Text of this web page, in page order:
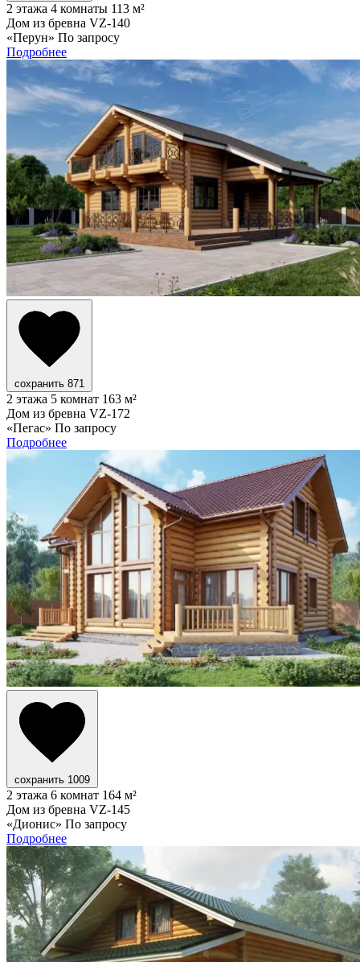
2 этажа 4 комнаты 113 м²
Дом из бревна VZ-140
«Перун» По запросу
Подробнее
сохранить 871
2 этажа 5 комнат 163 м²
Дом из бревна VZ-172
«Пегас» По запросу
Подробнее
сохранить 1009
2 этажа 6 комнат 164 м²
Дом из бревна VZ-145
«Дионис» По запросу
Подробнее